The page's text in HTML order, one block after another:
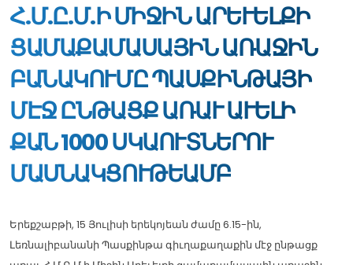
Հ.Մ.Ը.Մ.Ի ՄԻՋԻՆ ԱՐԵՒԵԼՔԻ
ՑԱՄԱՔԱՄԱՍԱՅԻՆ ԱՌԱՋԻՆ
ԲԱՆԱԿՈՒՄԸ ՊԱՍՔԻՆԹԱՅԻ
ՄԷՋ ԸՆԹԱՑՔ ԱՌԱՒ ԱՒԵԼԻ
ՔԱՆ 1000 ՍԿԱՈՒՏՆԵՐՈՒ
ՄԱՍՆԱԿՑՈՒԹԵԱՄԲ
Երեքշաբթի, 15 Յուլիսի երեկոյեան ժամը 6.15-ին,
Լեռնալիբանանի Պասքինթա գիւղաքաղաքին մէջ ընթացք